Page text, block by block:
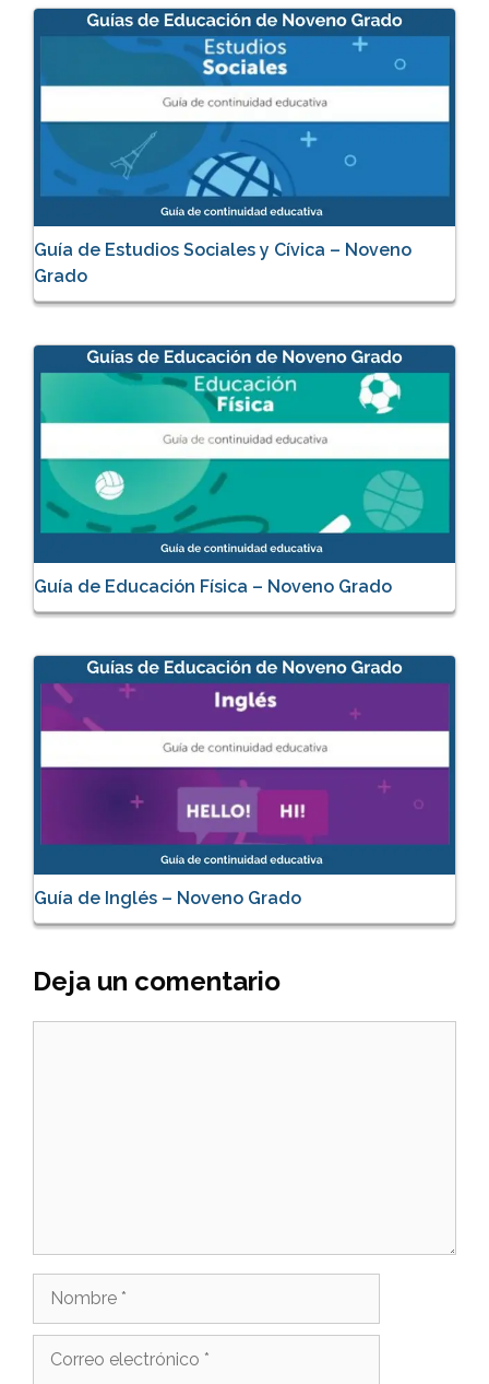
Guía de Estudios Sociales y Cívica – Noveno
Grado
Guía de Educación Física – Noveno Grado
Guía de Inglés – Noveno Grado
Deja un comentario
electrónico